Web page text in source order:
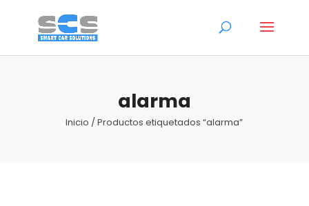
alarma
Inicio / Productos etiquetados “alarma”